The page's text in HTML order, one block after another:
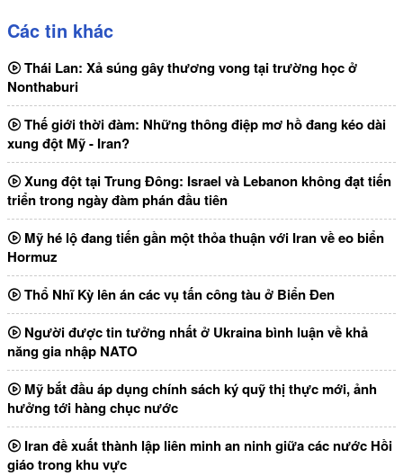
Các tin khác
Thái Lan: Xả súng gây thương vong tại trường học ở
Nonthaburi
Thế giới thời đàm: Những thông điệp mơ hồ đang kéo dài
xung đột Mỹ - Iran?
Xung đột tại Trung Đông: Israel và Lebanon không đạt tiến
triển trong ngày đàm phán đầu tiên
Mỹ hé lộ đang tiến gần một thỏa thuận với Iran về eo biển
Hormuz
Thổ Nhĩ Kỳ lên án các vụ tấn công tàu ở Biển Đen
Người được tin tưởng nhất ở Ukraina bình luận về khả
năng gia nhập NATO
Mỹ bắt đầu áp dụng chính sách ký quỹ thị thực mới, ảnh
hưởng tới hàng chục nước
Iran đề xuất thành lập liên minh an ninh giữa các nước Hồi
giáo trong khu vực